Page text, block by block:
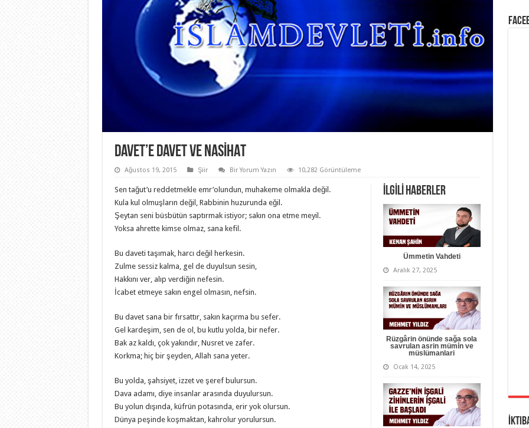
DAVET’E DAVET VE NASİHAT
Ağustos 19, 2015 Şiir Bir Yorum Yazın 10,282 Görüntüleme
İLGİLİ HABERLER
Ümmetin Vahdeti
Aralık 27, 2025
Rüzgârin önünde sağa sola
savrulan asrin mümi̇n ve
müslümanlari
Ocak 14, 2025
Sen tağut’u reddetmekle emr’olundun, muhakeme olmakla değil.
Kula kul olmuşların değil, Rabbinin huzurunda eğil.
Şeytan seni büsbütün saptırmak istiyor; sakın ona etme meyil.
Yoksa ahrette kimse olmaz, sana kefil.
Bu daveti taşımak, harcı değil herkesin.
Zulme sessiz kalma, gel de duyulsun sesin,
Hakkını ver, alıp verdiğin nefesin.
İcabet etmeye sakın engel olmasın, nefsin.
Bu davet sana bir fırsattır, sakın kaçırma bu sefer.
Gel kardeşim, sen de ol, bu kutlu yolda, bir nefer.
Bak az kaldı, çok yakındır, Nusret ve zafer.
Korkma; hiç bir şeyden, Allah sana yeter.
Bu yolda, şahsiyet, izzet ve şeref bulursun.
Dava adamı, diye insanlar arasında duyulursun.
Bu yolun dışında, küfrün potasında, erir yok olursun.
Dünya peşinde koşmaktan, kahrolur yorulursun.